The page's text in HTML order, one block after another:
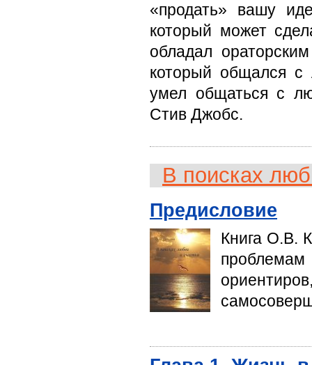
«продать» вашу
который может
обладал
который общался с
умел общаться с
Стив Джобс.
В поисках
Предисловие
Книга О.В.